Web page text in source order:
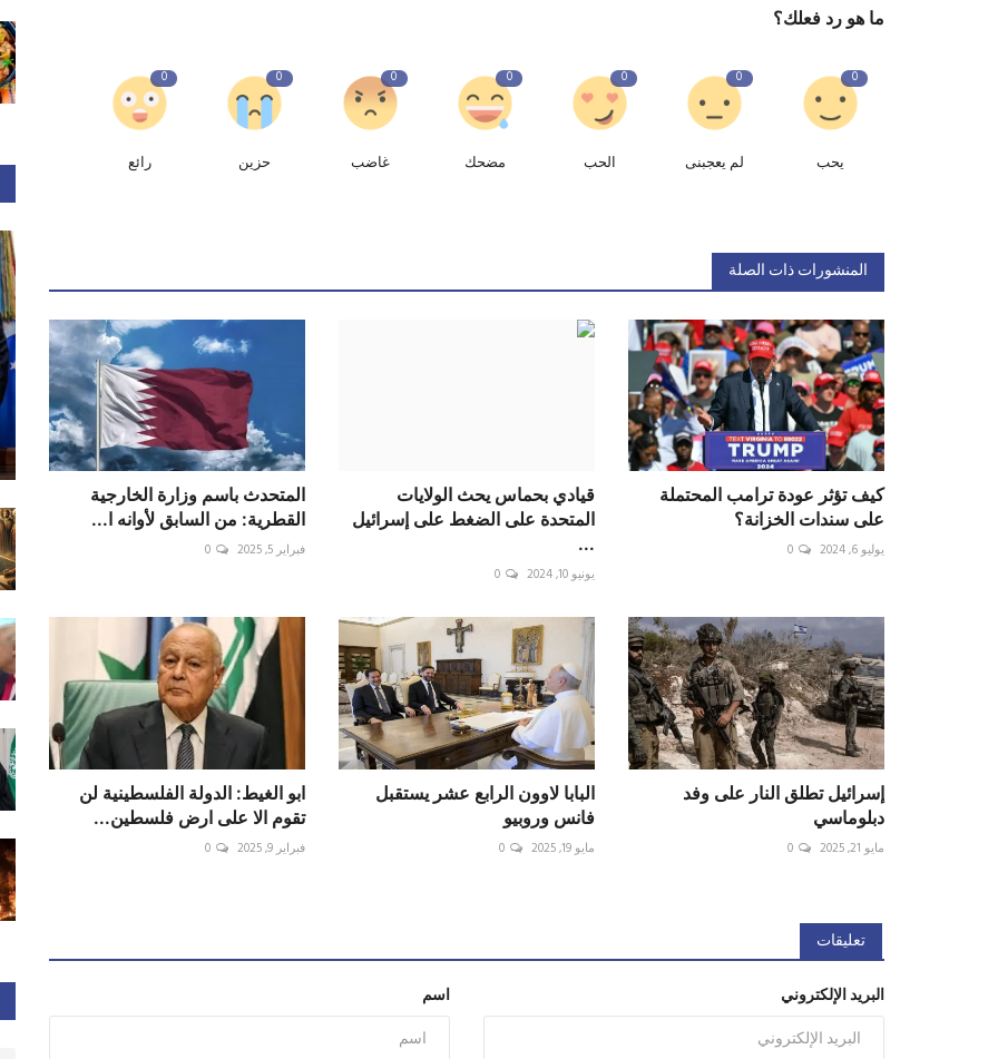
ما هو رد فعلك؟
0
يحب
0
لم يعجبنى
0
الحب
0
مضحك
0
غاضب
0
حزين
0
رائع
المنشورات ذات الصلة
كيف تؤثر عودة ترامب المحتملة
على سندات الخزانة؟
يوليو 6, 2024 0
قيادي بحماس يحث الولايات
المتحدة على الضغط على إسرائيل
...
يونيو 10, 2024 0
المتحدث باسم وزارة الخارجية
القطرية: من السابق لأوانه ا...
فبراير 5, 2025 0
إسرائيل تطلق النار على وفد
دبلوماسي
مايو 21, 2025 0
البابا لاوون الرابع عشر يستقبل
فانس وروبيو
مايو 19, 2025 0
ابو الغيط: الدولة الفلسطينية لن
تقوم الا على ارض فلسطين...
فبراير 9, 2025 0
تعليقات
اسم البريد الإلكتروني